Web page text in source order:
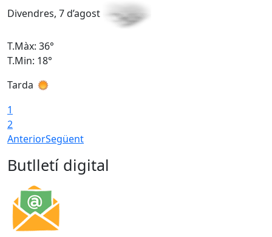
Divendres, 7 d’agost
T.Màx: 36°
T.Min: 18°
Tarda
1
2
AnteriorSegüent
Butlletí digital